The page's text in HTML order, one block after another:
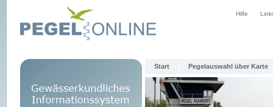
Hilfe
Start Pegelauswahl über Karte